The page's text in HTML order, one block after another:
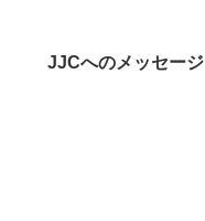
JJCへのメッセージ